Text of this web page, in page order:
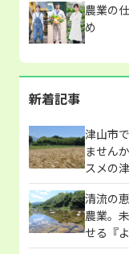
農業の
め
新着記事
津山市
ません
スメの
清流の
農業。
せる『